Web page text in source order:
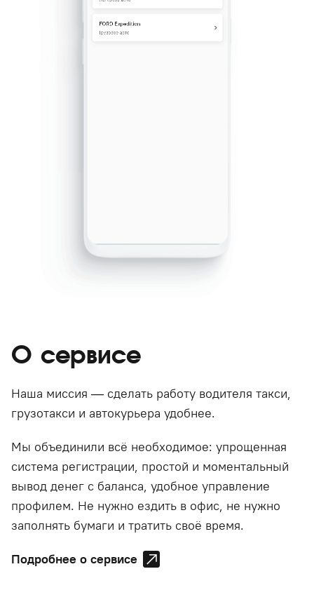
О сервисе
Наша миссия — сделать работу водителя такси,
грузотакси и автокурьера удобнее.
Мы объединили всё необходимое: упрощенная
система регистрации, простой и моментальный
вывод денег с баланса, удобное управление
профилем. Не нужно ездить в офис, не нужно
заполнять бумаги и тратить своё время.
Подробнее о сервисе